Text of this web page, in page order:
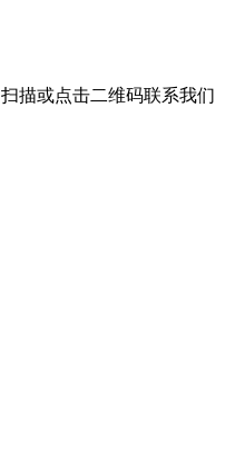
扫描或点击二维码联系我们